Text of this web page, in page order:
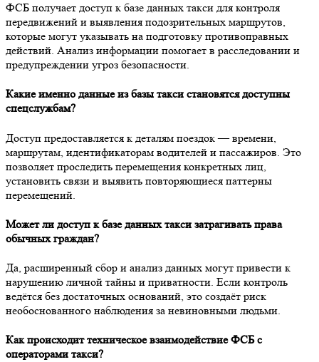
ФСБ получает доступ к базе данных такси для контроля
передвижений и выявления подозрительных маршрутов,
которые могут указывать на подготовку противоправных
действий. Анализ информации помогает в расследовании и
предупреждении угроз безопасности.
Какие именно данные из базы такси становятся доступны
спецслужбам?
Доступ предоставляется к деталям поездок — времени,
маршрутам, идентификаторам водителей и пассажиров. Это
позволяет проследить перемещения конкретных лиц,
установить связи и выявить повторяющиеся паттерны
перемещений.
Может ли доступ к базе данных такси затрагивать права
обычных граждан?
Да, расширенный сбор и анализ данных могут привести к
нарушению личной тайны и приватности. Если контроль
ведётся без достаточных оснований, это создаёт риск
необоснованного наблюдения за невиновными людьми.
Как происходит техническое взаимодействие ФСБ с
операторами такси?